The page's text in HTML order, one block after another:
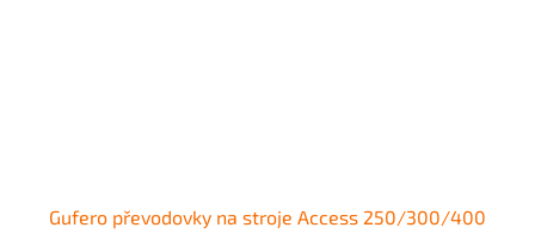
Gufero převodovky na stroje Access 250/300/400